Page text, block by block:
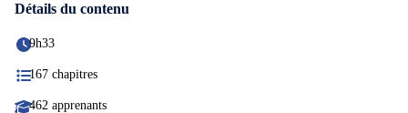
Détails du contenu
9h33
167 chapitres
462 apprenants